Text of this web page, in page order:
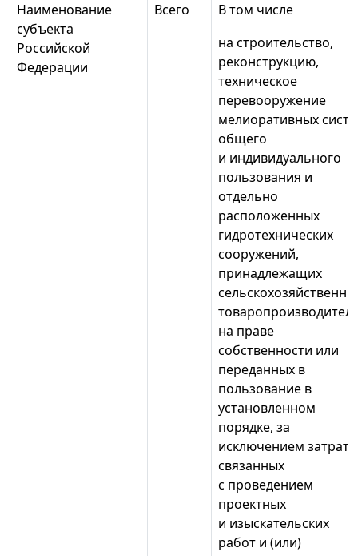
Наименование
субъекта
Российской
Федерации
Всего
В том числе
на строительство,
реконструкцию,
техническое
перевооружение
мелиоративных
общего
и индивидуального
пользования и
отдельно
расположенных
гидротехнических
сооружений,
принадлежащих
на праве
собственности или
переданных в
пользование в
установленном
порядке, за
исключением затрат,
связанных
с проведением
проектных
и изыскательских
работ и (или)